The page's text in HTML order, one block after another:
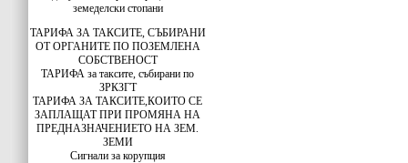
земеделски стопани
ТАРИФА ЗА ТАКСИТЕ, СЪБИРАНИ
ОТ ОРГАНИТЕ ПО ПОЗЕМЛЕНА
СОБСТВЕНОСТ
ТАРИФА за таксите, събирани по
ЗРКЗГТ
ТАРИФА ЗА ТАКСИТЕ,КОИТО СЕ
ЗАПЛАЩАТ ПРИ ПРОМЯНА НА
ПРЕДНАЗНАЧЕНИЕТО НА ЗЕМ.
ЗЕМИ
Сигнали за корупция